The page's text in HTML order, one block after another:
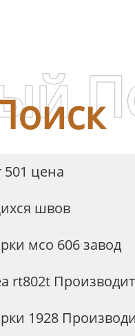
цена
швов
мсо 606 завод
rt802t
1928